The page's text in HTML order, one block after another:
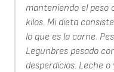
manteniendo el peso
kilos. Mi dieta
lo que es la carne.
Legunbres pesado
desperdicios. Leche